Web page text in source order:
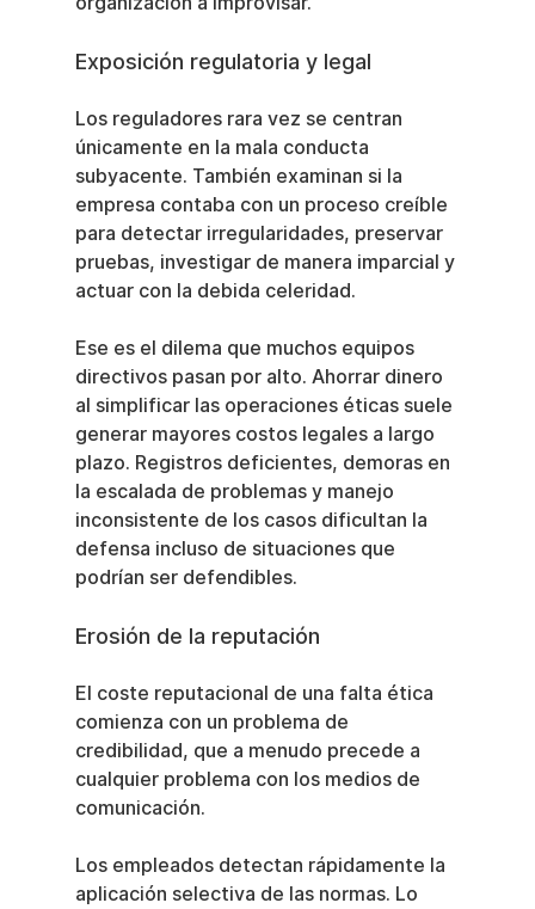
Exposición regulatoria y legal
Los reguladores rara vez se centran
únicamente en la mala conducta
subyacente. También examinan si la
empresa contaba con un proceso creíble
para detectar irregularidades, preservar
pruebas, investigar de manera imparcial y
actuar con la debida celeridad.
Ese es el dilema que muchos equipos
directivos pasan por alto. Ahorrar dinero
al simplificar las operaciones éticas suele
generar mayores costos legales a largo
plazo. Registros deficientes, demoras en
la escalada de problemas y manejo
inconsistente de los casos dificultan la
defensa incluso de situaciones que
podrían ser defendibles.
Erosión de la reputación
El coste reputacional de una falta ética
comienza con un problema de
credibilidad, que a menudo precede a
cualquier problema con los medios de
comunicación.
Los empleados detectan rápidamente la
aplicación selectiva de las normas. Lo